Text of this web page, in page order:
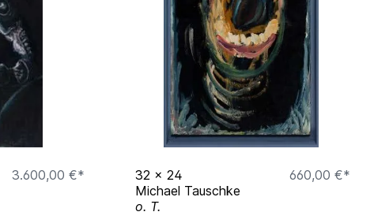
3.600,00 €*
32 x 24
660,00 €*
Michael Tauschke
o. T.